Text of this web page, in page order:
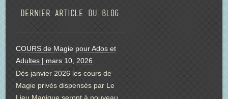
Dernier article du blog
COURS de Magie pour Ados et
Adultes | mars 10, 2026
Dès janvier 2026 les cours de
Magie privés dispensés par Le